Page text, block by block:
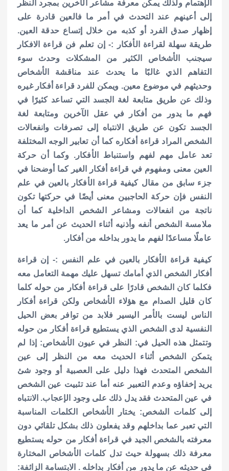
الإهتمام ولذلك يمكن معرفة مشاعر الآخرين بمجرد النظر
إلى أعينهم عند التحدث في أمر ما فالعين قادرة على
إظهار صدق الفرد أو كذبه من خلال إتساع حدقة العين.
طريقة سهلة لقراءة الأفكار :- إن تعلم فن قراءة الافكار
سيجنب الأشخاص الكثير من المشكلات وحدث سوء
التفاهم الذي غالبًا ما يحدث عند مناقشة الأشخاص
وحديثهم في موضوع معين. ويمكن للفرد قراءة أفكار غيره
وذلك عن طريق متابعة لغة الجسد التي تساعد كثيرًا في
فهم ما يدور من أفكار في عقل الآخرين ومتابعة لغة
الجسد تكون عن طريق الانتباه إلى تصرفات وانفعالات
الشخص المراد قراءة أفكاره كما أن تعابير الوجه المختلفة
تعد عامل مهم لفهم واستنباط الأفكار. وكما أن حركة
العين معنى ومفهوم في قراءة أفكار الغير كما أوضحنا في
جزء سابق من مقال كيفية قراءة الأفكار بالعين في علم
النفس فإن حركة الحاجبين معنى أيضًا في حركتها تكون
ناتجة من انفعالات ومشاعر الشخص الداخلية كما أن
ملامسة الشخص أنفه وأذنيه أثناء الحديث عن أمر ما يعد
عاملًا مساعدًا لفهم ما يدور بداخله من أفكار.
كيفية قراءة الأفكار بالعين في علم النفس :- إن قراءة
أفكار الشخص الذي أمامك تسهل عليك مهمة التعامل معه
فكلما كان الشخص قادرًا على قراءة أفكار من حوله كلما
كان قليل الصدام مع هؤلاء الأشخاص ولكن قراءة أفكار
الناس ليست بالأمر اليسير فلابد من توافر بعض الحيل
النفسية لدى الشخص الذي يستطيع قراءة أفكار من حوله
وتتمثل هذه الحيل في: النظر في عيون الأشخاص: إذا لم
يتمكن الشخص أثناء الحديث معه من النظر إلى عين
الشخص المتحدث فهذا دليل على العصبية أو وجود شئ
يريد إخفاؤه وعدم التعبير عنه أما عند تثبيت عين الشخص
في عين المتحدث فقد يدل ذلك على وجود الإعجاب. الانتباه
إلى كلمات الشخص: يختار الأشخاص الكلمات المناسبة
التي تعبر عما بداخلهم وقد يفعلون ذلك بشكل تلقائي دون
معرفته بالشخص الجيد في قراءة أفكار من حوله يستطيع
معرفة ذلك بسهولة حيث تدل كلمات الأشخاص المختارة
في حديثه عن ما يدور من أفكار بداخله . الابتسامة الزائفة: